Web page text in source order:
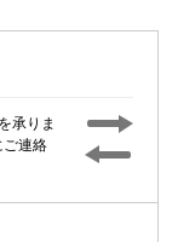
承りま
ご連絡